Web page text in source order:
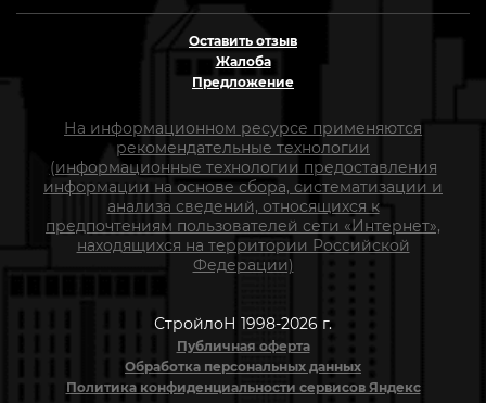
Оставить отзыв
Жалоба
Предложение
На информационном ресурсе применяются
рекомендательные технологии
(информационные технологии предоставления
информации на основе сбора, систематизации и
анализа сведений, относящихся к
предпочтениям пользователей сети «Интернет»,
находящихся на территории Российской
Федерации)
СтройлоН 1998-2026 г.
Публичная оферта
Обработка персональных данных
Политика конфиденциальности сервисов Яндекс